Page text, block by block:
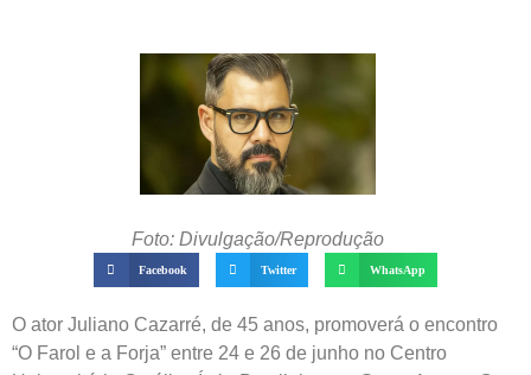
Foto: Divulgação/Reprodução
Facebook Twitter WhatsApp
O ator Juliano Cazarré, de 45 anos, promoverá o encontro
“O Farol e a Forja” entre 24 e 26 de junho no Centro